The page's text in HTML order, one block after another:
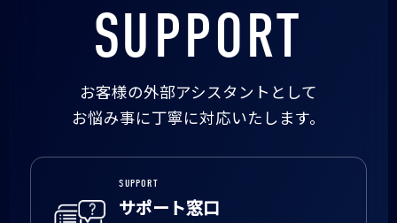
SUPPORT
お客様の外部アシスタントとして
お悩み事に丁寧に対応いたします。
SUPPORT
サポート窓口